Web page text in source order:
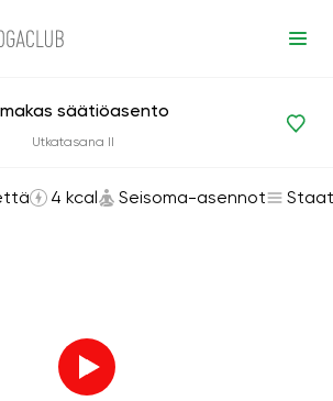
Seisoma-asennot
säätiöasento
Utkatasana II
4 kcal Seisoma-asennot